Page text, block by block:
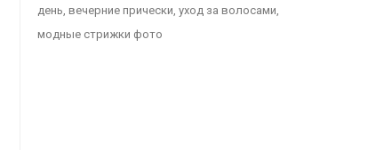
день, вечерние прически, уход за волосами,
модные стрижки фото